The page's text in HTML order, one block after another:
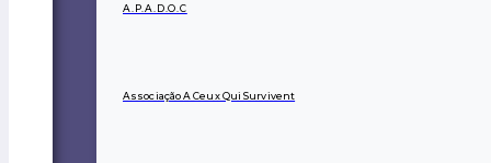
A.P.A.D.O.C
Associação A Ceux Qui Survivent